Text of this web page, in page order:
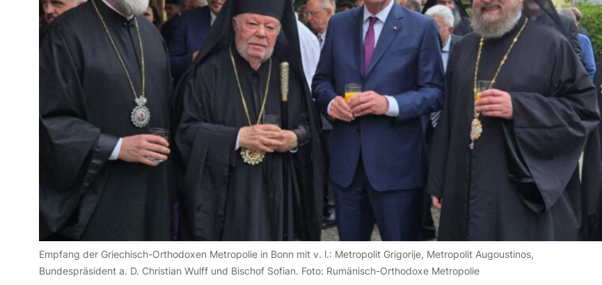
Empfang der Griechisch-Orthodoxen Metropolie in Bonn mit v. l.: Metropolit Grigorije, Metropolit Augoustinos,
Bundespräsident a. D. Christian Wulff und Bischof Sofian. Foto: Rumänisch-Orthodoxe Metropolie